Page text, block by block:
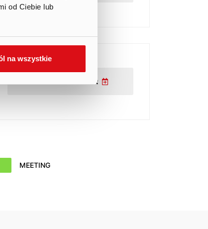
od Ciebie lub
na wszystkie
ADD TO CALENDAR
MEETING